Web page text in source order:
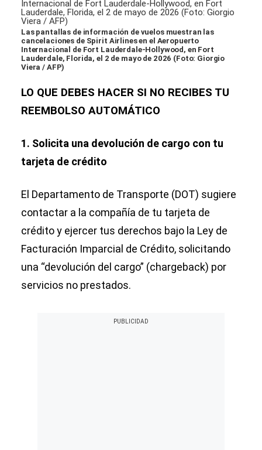
Las pantallas de información de vuelos muestran las
cancelaciones de Spirit Airlines en el Aeropuerto
Internacional de Fort Lauderdale-Hollywood, en Fort
Lauderdale, Florida, el 2 de mayo de 2026 (Foto: Giorgio
Viera / AFP)
LO QUE DEBES HACER SI NO RECIBES TU
REEMBOLSO AUTOMÁTICO
1. Solicita una devolución de cargo con tu
tarjeta de crédito
El Departamento de Transporte (DOT) sugiere
contactar a la compañía de tu tarjeta de
crédito y ejercer tus derechos bajo la Ley de
Facturación Imparcial de Crédito, solicitando
una “devolución del cargo” (chargeback) por
servicios no prestados.